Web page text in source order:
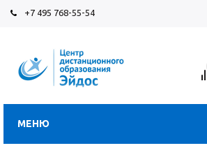
+7 495 768-55-54
МЕНЮ